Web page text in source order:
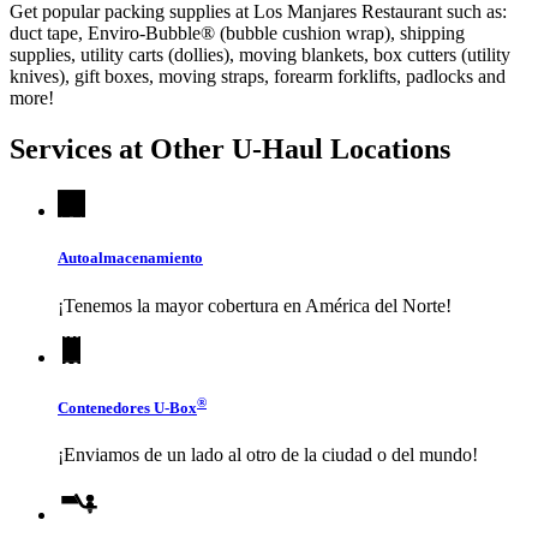
Get popular packing supplies at Los Manjares Restaurant such as:
duct tape, Enviro-Bubble® (bubble cushion wrap), shipping
supplies, utility carts (dollies), moving blankets, box cutters (utility
knives), gift boxes, moving straps, forearm forklifts, padlocks and
more!
Services at Other U-Haul Locations
Autoalmacenamiento
¡Tenemos la mayor cobertura en América del Norte!
Contenedores U-Box®
¡Enviamos de un lado al otro de la ciudad o del mundo!